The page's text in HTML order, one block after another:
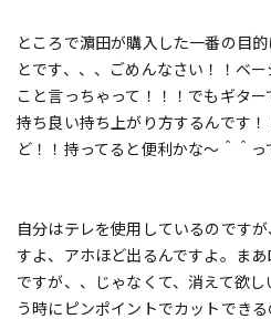
ところで濵田が購入した一番の目
とです、、、ごめんなさい！！ベ
こと言っちゃって！！！でもギタ
持ち良い持ち上がり方するんです
ど！！持ってると便利かな～＾＾
自分はテレを使用しているのです
すよ、アホほど出るんですよ。ま
ですが、、じゃなくて、消えて欲
う時にピンポイントでカットでき